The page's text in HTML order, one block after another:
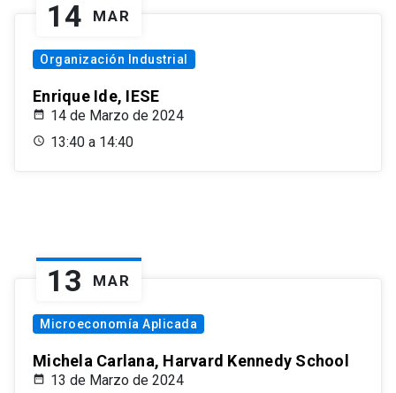
14 MAR
Organización Industrial
Enrique Ide, IESE
14 de Marzo de 2024
13:40 a 14:40
13 MAR
Microeconomía Aplicada
Michela Carlana, Harvard Kennedy School
13 de Marzo de 2024